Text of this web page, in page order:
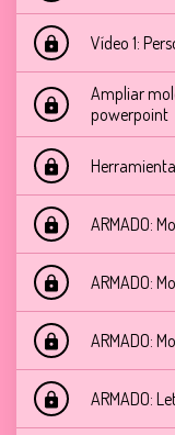
lock Vídeo 1:
lock
Ampliar
powerpoint
lock
lock ARMADO:
lock ARMADO:
lock ARMADO:
lock ARMADO: